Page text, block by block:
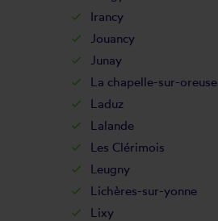
Irancy
Jouancy
Junay
La chapelle-sur-oreuse
Laduz
Lalande
Les Clérimois
Leugny
Lichères-sur-yonne
Lixy